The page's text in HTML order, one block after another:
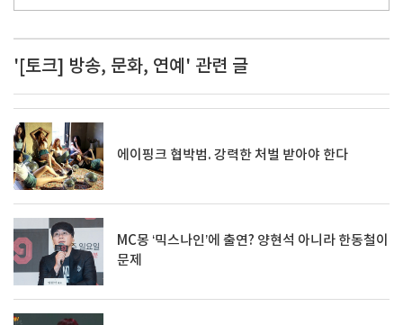
'[토크] 방송, 문화, 연예' 관련 글
에이핑크 협박범. 강력한 처벌 받아야 한다
MC몽 ‘믹스나인’에 출연? 양현석 아니라 한동철이
문제